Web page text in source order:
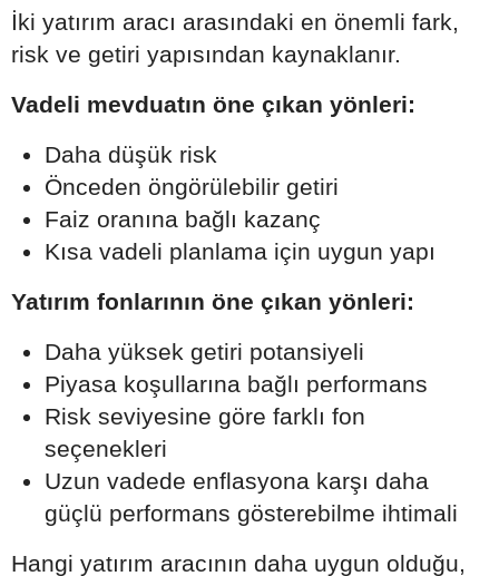
İki yatırım aracı arasındaki en önemli fark,
risk ve getiri yapısından kaynaklanır.
Vadeli mevduatın öne çıkan yönleri:
Daha düşük risk
Önceden öngörülebilir getiri
Faiz oranına bağlı kazanç
Kısa vadeli planlama için uygun yapı
Yatırım fonlarının öne çıkan yönleri:
Daha yüksek getiri potansiyeli
Piyasa koşullarına bağlı performans
Risk seviyesine göre farklı fon
seçenekleri
Uzun vadede enflasyona karşı daha
güçlü performans gösterebilme ihtimali
Hangi yatırım aracının daha uygun olduğu,